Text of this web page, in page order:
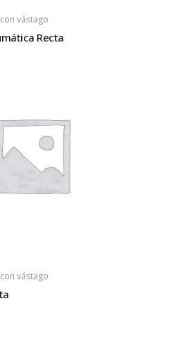
vástago
Recta
vástago